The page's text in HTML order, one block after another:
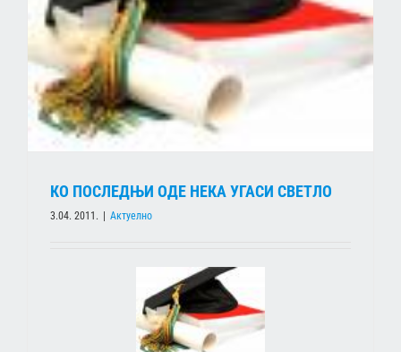
КО ПОСЛЕДЊИ ОДЕ НЕКА УГАСИ СВЕТЛО
3.04. 2011. Актуелно